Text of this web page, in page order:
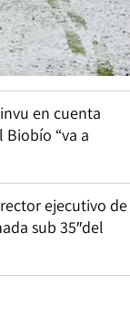
en cuenta
“va a
ejecutivo de
sub 35″del